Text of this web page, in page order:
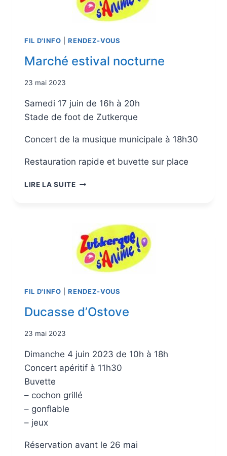
FIL D'INFO |RENDEZ-VOUS
Marché estival nocturne
23 mai 2023
Samedi 17 juin de 16h à 20h
Stade de foot de Zutkerque
Concert de la musique municipale à 18h30
Restauration rapide et buvette sur place
LIRE LA SUITE
FIL D'INFO |RENDEZ-VOUS
Ducasse d’Ostove
23 mai 2023
Dimanche 4 juin 2023 de 10h à 18h
Concert apéritif à 11h30
Buvette
– cochon grillé
– gonflable
– jeux
Réservation avant le 26 mai